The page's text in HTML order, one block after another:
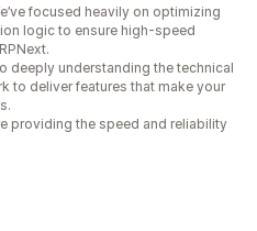
focused heavily on optimizing
logic to ensure high-speed
deeply understanding the technical
to deliver features that make your
providing the speed and reliability